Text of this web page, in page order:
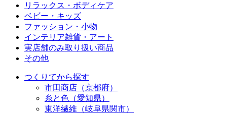
リラックス・ボディケア
ベビー・キッズ
ファッション・小物
インテリア雑貨・アート
実店舗のみ取り扱い商品
その他
つくりてから探す
市田商店（京都府）
糸と色（愛知県）
東洋繊維（岐阜県関市）